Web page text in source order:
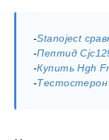
-Stanoject
-Пептид
-Купить Hgh
-Тестостерон